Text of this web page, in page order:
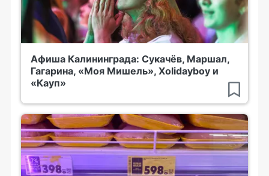
Афиша Калининграда: Сукачёв, Маршал,
Гагарина, «Моя Мишель», Xolidayboy и
«Кауп»